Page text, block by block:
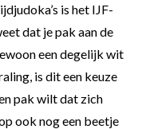
is het IJF-
dat je pak aan de
een degelijk wit
is dit een keuze
pak wilt dat zich
ook nog een beetje